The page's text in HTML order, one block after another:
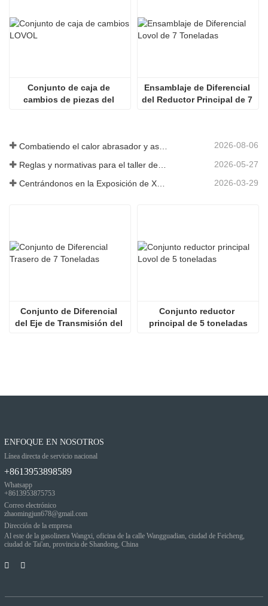
Conjunto de caja de
cambios de piezas del
Ensamblaje de Diferencial
del Reductor Principal de 7
2026-08-06
2026-05-27
Centrándonos en la Exposición de Xuzhou: Shandong Zhaokun Engineering Machinery Co., Ltd. interpreta la nueva fortaleza de las piezas de cargadoras con "ventaja de origen". 2026-03-29
Conjunto de Diferencial
del Eje de Transmisión del
Conjunto reductor
principal de 5 toneladas
ENFOQUE EN NOSOTROS
Línea directa de servicio nacional
+8613953898589
Whatsapp
+8613953875753
Correo electrónico
zhaomingjun678@gmail.com
Dirección de la empresa
Al este de la gasolinera Wangxi, oficina de la calle Wangguadian, ciudad de Feicheng,
ciudad de Tai'an, provincia de Shandong, China